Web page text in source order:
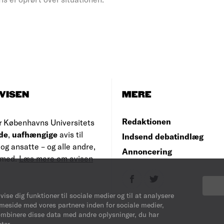
dig funktioner til sociale medier og til at analysere
med vores partnere inden for sociale medier,
disse data med andre oplysninger, du har
Københavns Universitets
, uafhængige avis til
ansatte – og alle andre,
Læs mere om avisen
MERE
Redaktionen
Indsend debatindlæg
Annoncering